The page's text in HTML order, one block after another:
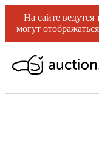
На сайте
могут